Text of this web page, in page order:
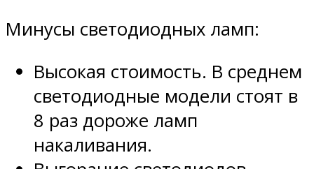
Минусы светодиодных ламп:
Высокая стоимость. В среднем
светодиодные модели стоят в
8 раз дороже ламп
накаливания.